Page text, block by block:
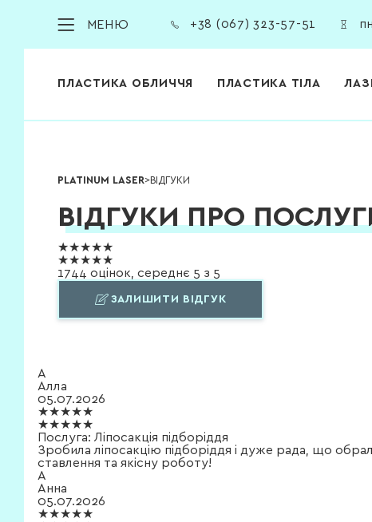
МЕНЮ +38 (067) 323-57-51
ПЛАСТИКА ОБЛИЧЧЯ ПЛАСТИКА ТІЛА
PLATINUM LASER>ВІДГУКИ
ВІДГУКИ ПРО
★★★★★
★★★★★
1744 оцінок, середнє 5 з 5
ЗАЛИШИТИ ВІДГУК
А
Алла
05.07.2026
★★★★★
★★★★★
Послуга: Ліпосакція підборіддя
Зробила ліпосакцію підборіддя і дуже рада, що
ставлення та якісну роботу!
А
Анна
05.07.2026
★★★★★